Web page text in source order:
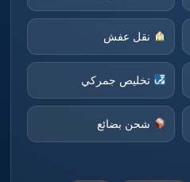
نقل عفش
تخليص جمركي
شحن بضائع